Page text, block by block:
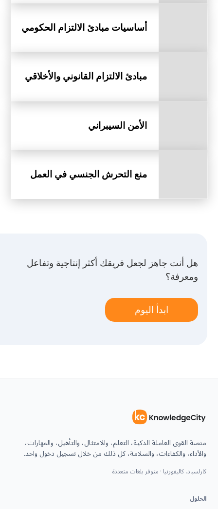
أساسيات مبادئ الالتزام الحكومي
مبادئ الالتزام القانوني والأخلاقي
الأمن السيبراني
منع التحرش الجنسي في العمل
هل أنت جاهز لجعل فريقك أكثر إنتاجية وتفاعل
ومعرفة؟
ابدأ اليوم
منصة القوى العاملة الذكية، التعلم، والامتثال، والتأهيل، والمهارات،
والأداء، والكفاءات، والسلامة، كل ذلك من خلال تسجيل دخول واحد.
كارلسباد، كاليفورنيا · متوفر بلغات متعددة
الحلول